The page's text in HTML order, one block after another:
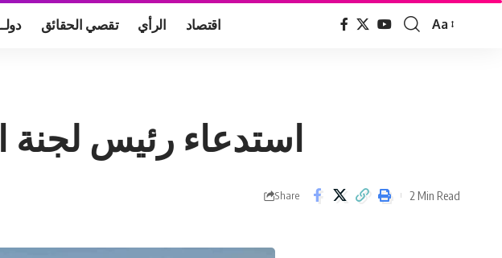
تقصي الحقائق الرأي اقتصاد
Font
Aa
استدعاء رئيس لجنة
Share 2 Min Read